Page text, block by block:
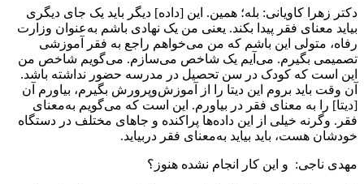
دکتر زهرا کاویانی: بله؛ همین. این [داده] دیگر باید یک جای دیگری
بیاید معنای فقر پیدا بکند. یعنی من یک نهادی باشم به‌عنوان وزارت
رفاه، متولی این باشم که من می‌خواهم راجع به فقر آموزشی
تصمیمی بگیرم. می‌آیم یک شاخص می‌سازم. می‌گویم شاخص من
این است که کودک در سن تحصیل در مدرسه حضور نداشته باشد.
آن وقت باید بروم این دیتا را از آموزش‌وپرورش بگیرم، بیاورم آن
[دیتا] را به معنای فقر در بیاورم. این است که می‌گویم به‌معنای
فقر. وگرنه خیلی از این داده‌ها پراکنده و جاهای مختلف در دستگاه
خودشان هست، باید بیاید به‌معنای فقر دربیاید.
مهدی ناجی: و این کار انجام نشده هنوز؟